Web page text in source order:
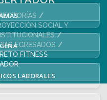
LABORALES
SOCIAL Y
EGRESADOS
FITNESS